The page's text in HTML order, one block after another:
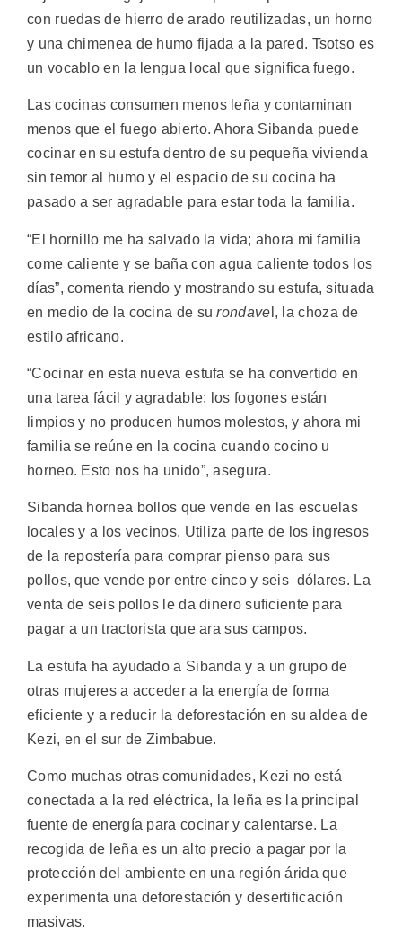
con ruedas de hierro de arado reutilizadas, un horno
y una chimenea de humo fijada a la pared. Tsotso es
un vocablo en la lengua local que significa fuego.
Las cocinas consumen menos leña y contaminan
menos que el fuego abierto. Ahora Sibanda puede
cocinar en su estufa dentro de su pequeña vivienda
sin temor al humo y el espacio de su cocina ha
pasado a ser agradable para estar toda la familia.
“El hornillo me ha salvado la vida; ahora mi familia
come caliente y se baña con agua caliente todos los
días”, comenta riendo y mostrando su estufa, situada
en medio de la cocina de surondave l, la choza de
estilo africano.
“Cocinar en esta nueva estufa se ha convertido en
una tarea fácil y agradable; los fogones están
limpios y no producen humos molestos, y ahora mi
familia se reúne en la cocina cuando cocino u
horneo. Esto nos ha unido”, asegura.
Sibanda hornea bollos que vende en las escuelas
locales y a los vecinos. Utiliza parte de los ingresos
de la repostería para comprar pienso para sus
pollos, que vende por entre cinco y seis dólares. La
venta de seis pollos le da dinero suficiente para
pagar a un tractorista que ara sus campos.
La estufa ha ayudado a Sibanda y a un grupo de
otras mujeres a acceder a la energía de forma
eficiente y a reducir la deforestación en su aldea de
Kezi, en el sur de Zimbabue.
Como muchas otras comunidades, Kezi no está
conectada a la red eléctrica, la leña es la principal
fuente de energía para cocinar y calentarse. La
recogida de leña es un alto precio a pagar por la
protección del ambiente en una región árida que
experimenta una deforestación y desertificación
masivas.